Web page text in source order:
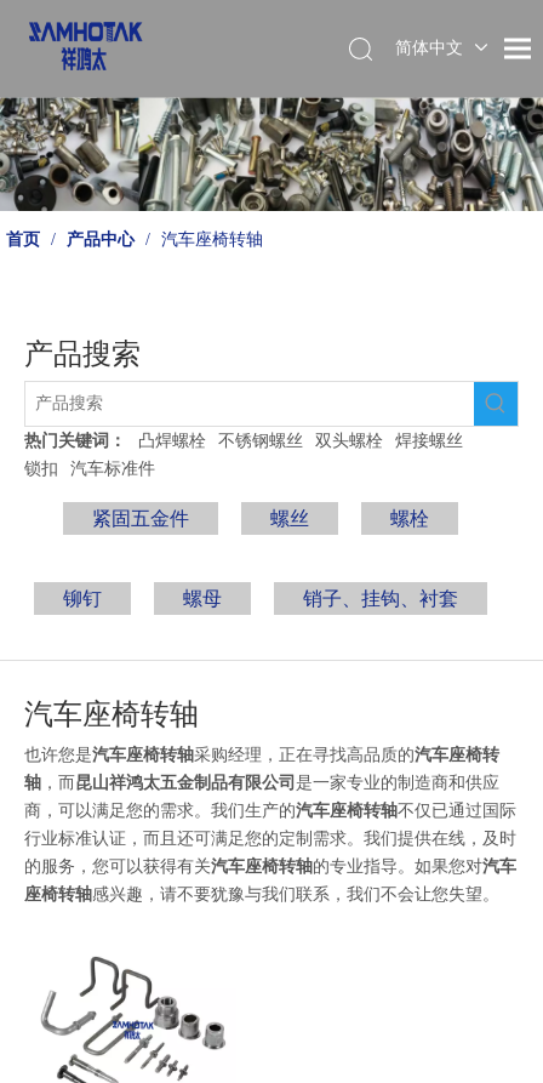
简体中文
首页 / 产品中心 / 汽车座椅转轴
产品搜索
热门关键词： 凸焊螺栓 不锈钢螺丝 双头螺栓
焊接螺丝
锁扣
汽车标准件
紧固五金件 螺丝 螺栓
铆钉 螺母 销子、挂钩、衬套
汽车座椅转轴
也许您是汽车座椅转轴采购经理，正在寻找高品质的汽车座椅转
轴 ，而 昆山祥鸿太五金制品有限公司 是一家专业的制造商和供应
商，可以满足您的需求。我们生产的汽车座椅转轴不仅已通过国际
行业标准认证，而且还可满足您的定制需求。我们提供在线，及时
的服务，您可以获得有关汽车座椅转轴的专业指导。如果您对汽车
座椅转轴感兴趣，请不要犹豫与我们联系，我们不会让您失望。